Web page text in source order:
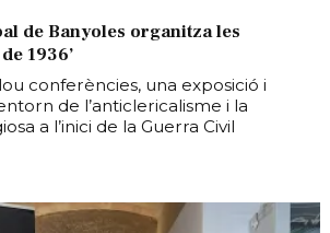
de Banyoles organitza les
1936’
conferències, una exposició i
de l’anticlericalisme i la
a l’inici de la Guerra Civil